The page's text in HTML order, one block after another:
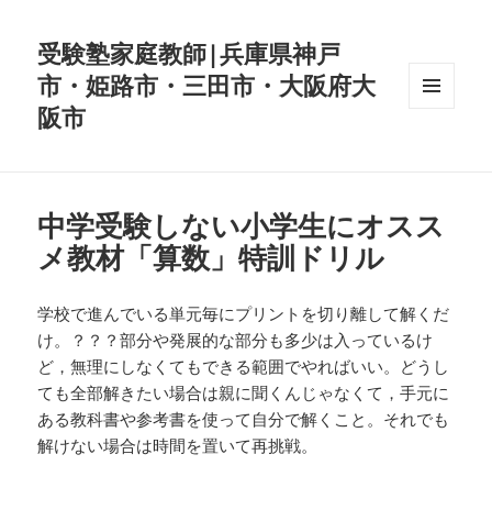
受験塾家庭教師|兵庫県神戸
市・姫路市・三田市・大阪府大
阪市
中学受験しない小学生にオスス
メ教材「算数」特訓ドリル
学校で進んでいる単元毎にプリントを切り離して解くだ
け。？？？部分や発展的な部分も多少は入っているけ
ど，無理にしなくてもできる範囲でやればいい。どうし
ても全部解きたい場合は親に聞くんじゃなくて，手元に
ある教科書や参考書を使って自分で解くこと。それでも
解けない場合は時間を置いて再挑戦。